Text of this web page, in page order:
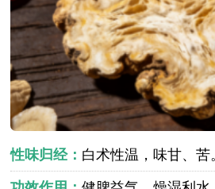
性味归经： 白术性温，味甘、苦